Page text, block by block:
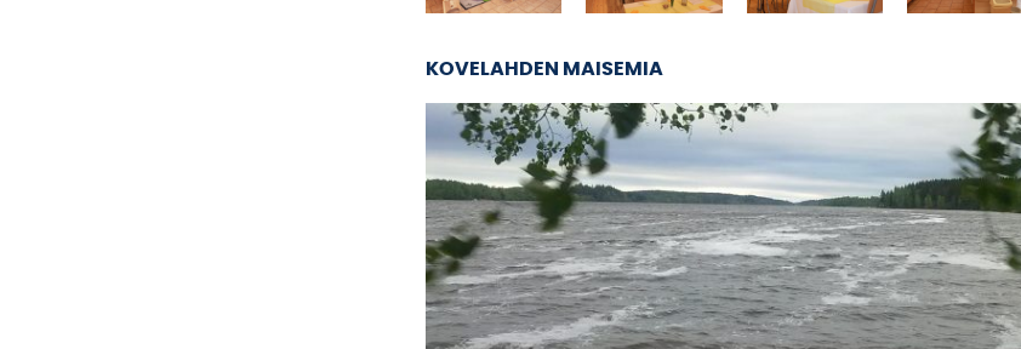
KOVELAHDEN MAISEMIA